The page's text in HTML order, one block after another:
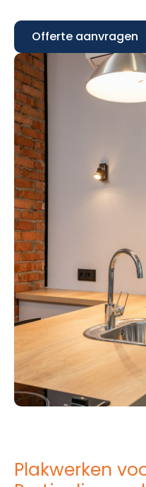
Offerte aanvragen
Plakwerken